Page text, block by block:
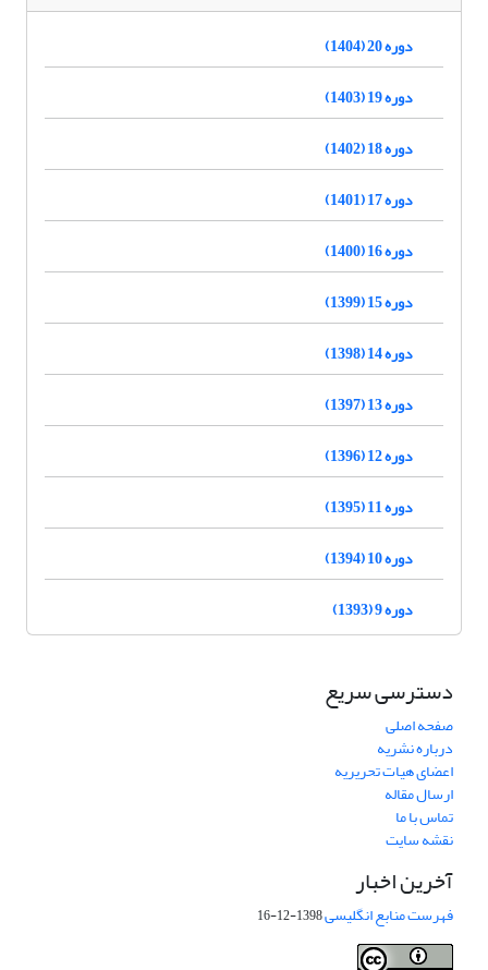
دوره 20 (1404)
دوره 19 (1403)
دوره 18 (1402)
دوره 17 (1401)
دوره 16 (1400)
دوره 15 (1399)
دوره 14 (1398)
دوره 13 (1397)
دوره 12 (1396)
دوره 11 (1395)
دوره 10 (1394)
دوره 9 (1393)
دسترسی سریع
صفحه اصلی
درباره نشریه
اعضای هیات تحریریه
ارسال مقاله
تماس با ما
نقشه سایت
آخرین اخبار
فهرست منابع انگلیسی1398-12-16